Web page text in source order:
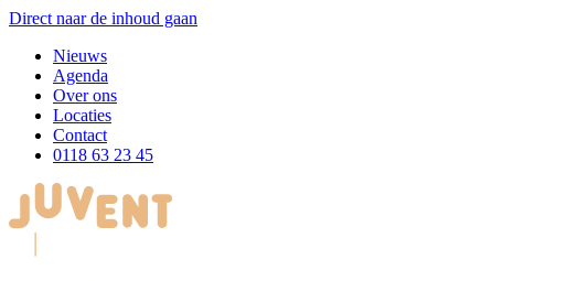
Direct naar de inhoud gaan
Nieuws
Agenda
Over ons
Locaties
Contact
0118 63 23 45